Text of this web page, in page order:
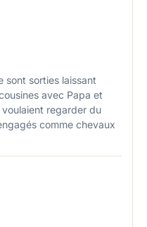
sont sorties laissant
avec Papa et
regarder du
comme chevaux